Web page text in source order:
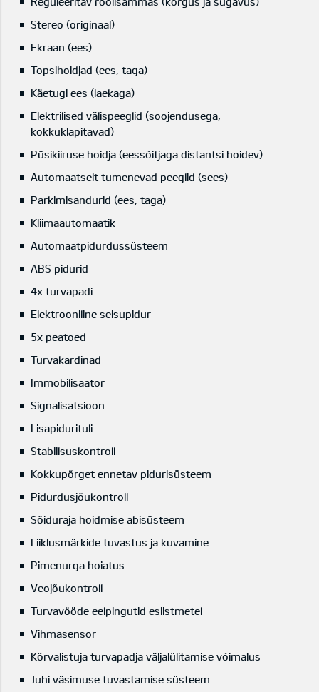
Stereo (originaal)
Ekraan (ees)
Topsihoidjad (ees, taga)
Käetugi ees (laekaga)
Elektrilised välispeeglid (soojendusega,
kokkuklapitavad)
Püsikiiruse hoidja (eessõitjaga distantsi hoidev)
Automaatselt tumenevad peeglid (sees)
Parkimisandurid (ees, taga)
Kliimaautomaatik
Automaatpidurdussüsteem
ABS pidurid
4x turvapadi
Elektrooniline seisupidur
5x peatoed
Turvakardinad
Immobilisaator
Signalisatsioon
Lisapidurituli
Stabiilsuskontroll
Kokkupõrget ennetav pidurisüsteem
Pidurdusjõukontroll
Sõiduraja hoidmise abisüsteem
Liiklusmärkide tuvastus ja kuvamine
Pimenurga hoiatus
Veojõukontroll
Turvavööde eelpingutid esiistmetel
Vihmasensor
Kõrvalistuja turvapadja väljalülitamise võimalus
Juhi väsimuse tuvastamise süsteem